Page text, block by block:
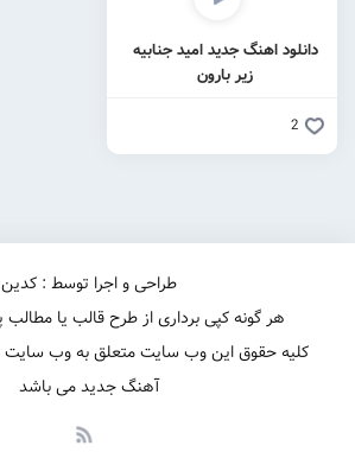
دانلود اهنگ جدید امید جنابیه
زیر بارون
2
طراحی و اجرا توسط : کدین
هر گونه کپی برداری از طرح قالب یا مطالب
کلیه حقوق این وب سایت متعلق به وب سایت
آهنگ جدید می باشد